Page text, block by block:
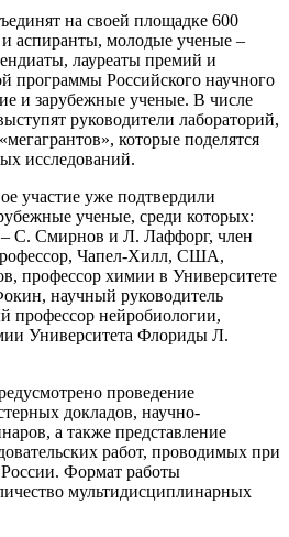
на своей площадке 600
аспиранты, молодые ученые –
лауреаты премий и
программы Российского научного
и зарубежные ученые. В числе
руководители лабораторий,
которые поделятся
исследований.
участие уже подтвердили
ученые, среди которых:
С. Смирнов и Л. Лаффорг, член
Чапел-Хилл, США,
профессор химии в Университете
научный руководитель
профессор нейробиологии,
Университета Флориды Л.
проведение
докладов, научно-
а также представление
работ, проводимых при
Формат работы
мультидисциплинарных